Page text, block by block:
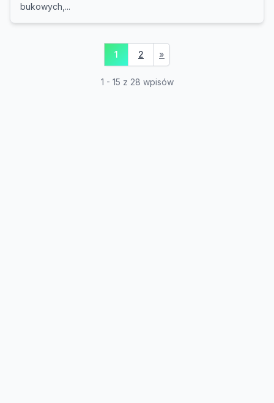
bukowych,...
1 2 »
1 - 15 z 28 wpisów